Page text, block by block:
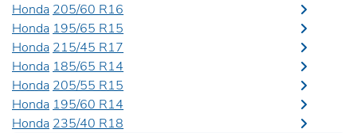
Honda 205/60 R16
Honda 195/65 R15
Honda 215/45 R17
Honda 185/65 R14
Honda 205/55 R15
Honda 195/60 R14
Honda 235/40 R18